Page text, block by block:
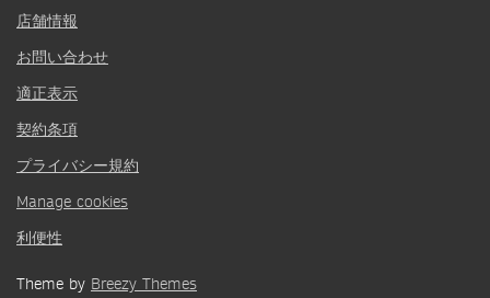
店舗情報
お問い合わせ
適正表示
契約条項
プライバシー規約
Manage cookies
利便性
Theme by Breezy Themes